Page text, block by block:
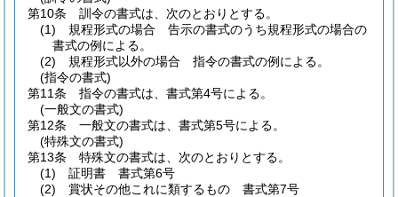
第10条
訓令の書式は、次のとおりとする。
(1)
規程形式の場合 告示の書式のうち規程形式の場合の
書式の例による。
(2)
規程形式以外の場合 指令の書式の例による。
(指令の書式)
第11条
指令の書式は、書式第4号による。
(一般文の書式)
第12条
一般文の書式は、書式第5号による。
(特殊文の書式)
第13条
特殊文の書式は、次のとおりとする。
(1)
証明書 書式第6号
(2)
賞状その他これに類するもの 書式第7号